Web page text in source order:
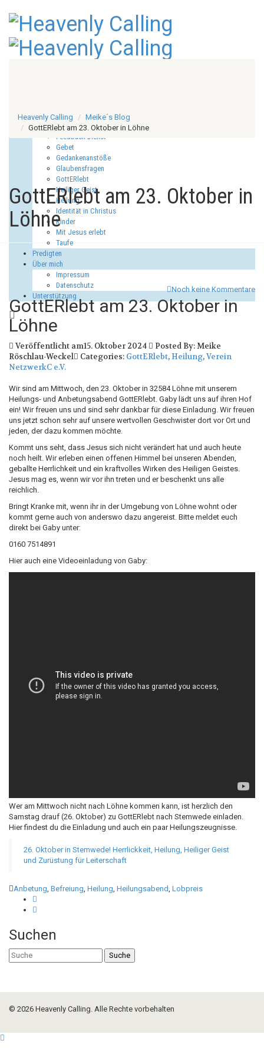
CD´s
Ermutigung
Feedback Dienst
Gebet
Gedankenanstöße
Glaubensfragen
GottERlebt
Heiliger Geist
Heilung
Identität in Christus
Kinder
Mit Jesus erlebt
Taufe
Predigten
Über mich
Impressum
Datenschutz
Unterstützung
Heavenly Calling
Meike´s Blog
GottERlebt am 23. Oktober in Löhne
GottERlebt am 23. Oktober in
Löhne
Noch keine Kommentare
GottERlebt am 23. Oktober in
Löhne
Veröffentlicht am15. Oktober 2024
Posted By: Meike
Röschlau-Weckel
Categories: GottERlebt,Heilung,Verein
NetzwerkC e.V.
Wir sind am Mittwoch, den 23. Oktober in 32584 Löhne mit unserem
Heilungs- und Anbetungsabend GottERlebt. Gaby lädt uns auf ihren Hof
ein! Wir freuen uns und sind sehr dankbar für diese Einladung. Wir freuen
uns jetzt schon sehr auf unsere wertvollen Geschwister dort vor Ort und
jeden, der dazu kommen möchte.
Kommt uns seht, dass Jesus sich nicht verändert hat und auch heute
noch heilt. Wir erleben einen offenen Himmel bei unseren Abenden,
geballte Herrlichkeit und ein kraftvolles Wirken des Heiligen Geistes.
Jesus mag es, wenn wir vor ihn treten und er beschenkt uns alle
reichlich.
Bringt Kranke mit, wenn ihr in der Umgebung von Löhne wohnt oder
kommt gerne auch von anderswo dazu angereist. Bitte meldet euch
direkt bei Gaby unter:
0160 7514891
Hier auch eine Videoeinladung von Gaby:
Wer am Mittwoch nicht nach Löhne kommen kann, ist herzlich den
Samstag drauf (26. Oktober) zu GottERlebt nach Stemwede einladen.
Hier findest du die Einladung und auch ein paar Heilungszeugnisse.
26. Oktober in Stemwede! Herrlickkeit, Heilung, Heiliger Geist
und Zurüstung für Leiterschaft
Anbetung, Befreiung, Heilung, Heilungsabend, Lobpreis
Suchen
Suche
© 2026 Heavenly Calling. Alle Rechte vorbehalten